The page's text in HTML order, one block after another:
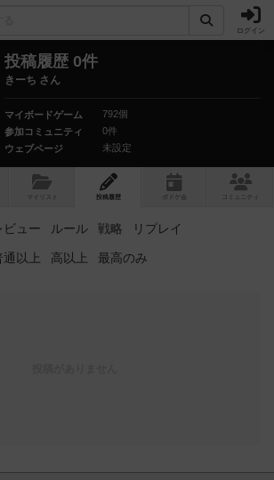
ログイン
投稿履歴 0件
きーち さん
マイボードゲーム
792個
参加コミュニティ
0件
ウェブページ
未設定
マイリスト 投稿履歴 ボ ドゲ コミュニティ
ビュー ルール 戦略 リプレイ
通以上 高以上 最高のみ